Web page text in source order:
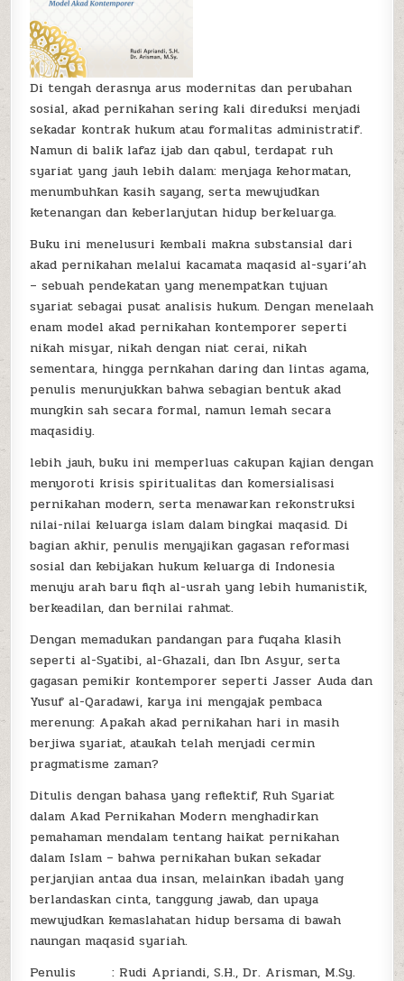
Di tengah derasnya arus modernitas dan perubahan
sosial, akad pernikahan sering kali direduksi menjadi
sekadar kontrak hukum atau formalitas administratif.
Namun di balik lafaz ijab dan qabul, terdapat ruh
syariat yang jauh lebih dalam: menjaga kehormatan,
menumbuhkan kasih sayang, serta mewujudkan
ketenangan dan keberlanjutan hidup berkeluarga.
Buku ini menelusuri kembali makna substansial dari
akad pernikahan melalui kacamata maqasid al-syari’ah
– sebuah pendekatan yang menempatkan tujuan
syariat sebagai pusat analisis hukum. Dengan menelaah
enam model akad pernikahan kontemporer seperti
nikah misyar, nikah dengan niat cerai, nikah
sementara, hingga pernkahan daring dan lintas agama,
penulis menunjukkan bahwa sebagian bentuk akad
mungkin sah secara formal, namun lemah secara
maqasidiy.
lebih jauh, buku ini memperluas cakupan kajian dengan
menyoroti krisis spiritualitas dan komersialisasi
pernikahan modern, serta menawarkan rekonstruksi
nilai-nilai keluarga islam dalam bingkai maqasid. Di
bagian akhir, penulis menyajikan gagasan reformasi
sosial dan kebijakan hukum keluarga di Indonesia
menuju arah baru fiqh al-usrah yang lebih humanistik,
berkeadilan, dan bernilai rahmat.
Dengan memadukan pandangan para fuqaha klasih
seperti al-Syatibi, al-Ghazali, dan Ibn Asyur, serta
gagasan pemikir kontemporer seperti Jasser Auda dan
Yusuf al-Qaradawi, karya ini mengajak pembaca
merenung: Apakah akad pernikahan hari in masih
berjiwa syariat, ataukah telah menjadi cermin
pragmatisme zaman?
Ditulis dengan bahasa yang reflektif, Ruh Syariat
dalam Akad Pernikahan Modern menghadirkan
pemahaman mendalam tentang haikat pernikahan
dalam Islam – bahwa pernikahan bukan sekadar
perjanjian antaa dua insan, melainkan ibadah yang
berlandaskan cinta, tanggung jawab, dan upaya
mewujudkan kemaslahatan hidup bersama di bawah
naungan maqasid syariah.
Penulis : Rudi Apriandi, S.H., Dr. Arisman, M.Sy.